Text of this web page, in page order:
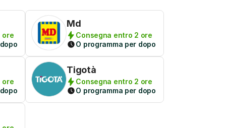
ore
Md
Consegna entro 2 ore
O programma per dopo
ore
Tigotà
Consegna entro 2 ore
O programma per dopo